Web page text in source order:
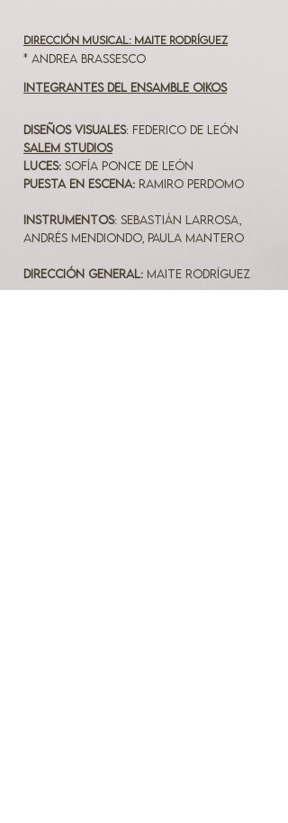
Dirección musical: Maite Rodríguez
* Andrea Brassesco
Integrantes del ensamble oikos
DiseñoS visuales: Federico de León
Salem Studios
Luces: Sofía Ponce de León
Puesta en Escena: Ramiro Perdomo
Instrumentos: Sebastián Larrosa,
Andrés Mendiondo, Paula Mantero
dIRECCIÓN GENERAL: mAITE RODRÍGUEZ